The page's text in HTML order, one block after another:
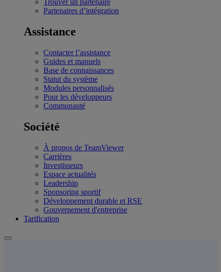
Trouver un partenaire
Partenaires d’intégration
Assistance
Contacter l’assistance
Guides et manuels
Base de connaissances
Statut du système
Modules personnalisés
Pour les développeurs
Communauté
Société
À propos de TeamViewer
Carrières
Investisseurs
Espace actualités
Leadership
Sponsoring sportif
Développement durable et RSE
Gouvernement d'entreprise
Tarification